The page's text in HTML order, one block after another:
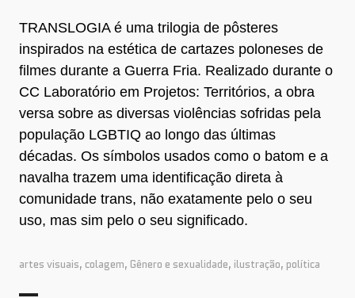
TRANSLOGIA é uma trilogia de pôsteres
inspirados na estética de cartazes poloneses de
filmes durante a Guerra Fria. Realizado durante o
CC Laboratório em Projetos: Territórios, a obra
versa sobre as diversas violências sofridas pela
população LGBTIQ ao longo das últimas
décadas. Os símbolos usados como o batom e a
navalha trazem uma identificação direta à
comunidade trans, não exatamente pelo o seu
uso, mas sim pelo o seu significado. ​​​​​​​
artes visuais, colagem, Gênero e sexualidade, ilustração, política